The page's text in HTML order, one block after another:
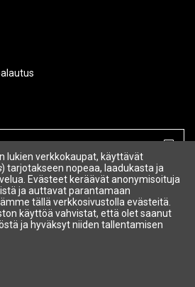
tahansa.
lukien verkkokaupat, käyttävät
) tarjotakseen nopeaa, laadukasta ja
Evästeet keräävät anonymisoituja
ja auttavat parantamaan
tällä verkkosivustolla evästeitä.
käyttöä vahvistat, että olet saanut
ja hyväksyt niiden tallentamisen